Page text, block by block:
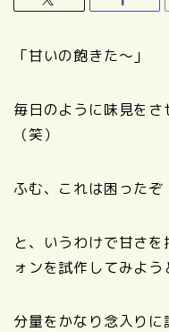
「甘いの飽きた～」
毎日のように味見を
（笑）
ふむ、これは困ったぞ
と、いうわけで甘さ
ォンを試作してみよう
分量をかなり念入り